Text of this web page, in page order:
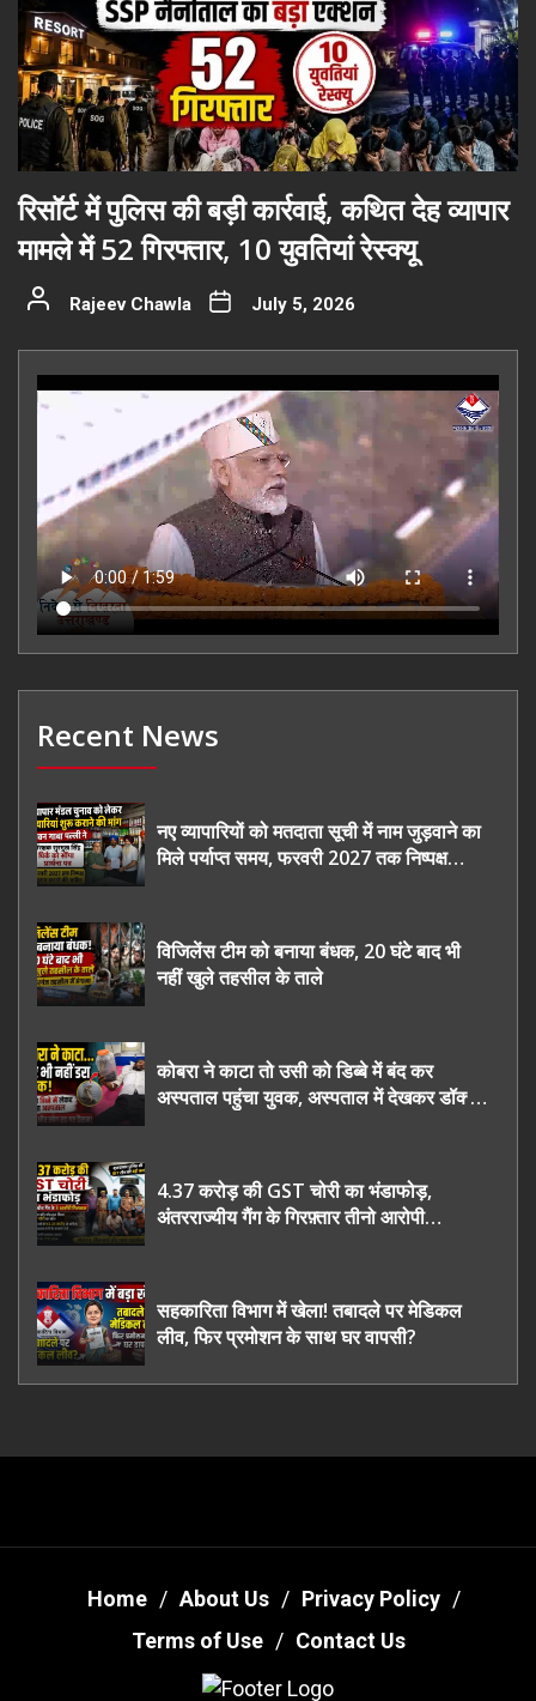
रिसॉर्ट में पुलिस की बड़ी कार्रवाई, कथित देह व्यापार
मामले में 52 गिरफ्तार, 10 युवतियां रेस्क्यू
Rajeev Chawla July 5, 2026
Recent News
नए व्यापारियों को मतदाता सूची में नाम जुड़वाने का
मिले पर्याप्त समय, फरवरी 2027 तक निष्पक्ष
विजिलेंस टीम को बनाया बंधक, 20 घंटे बाद भी
नहीं खुले तहसील के ताले
कोबरा ने काटा तो उसी को डिब्बे में बंद कर
अस्पताल पहुंचा युवक, अस्पताल में देखकर डॉक्टर
4.37 करोड़ की GST चोरी का भंडाफोड़,
अंतरराज्यीय गैंग के गिरफ़्तार तीनो आरोपी
सहकारिता विभाग में खेला! तबादले पर मेडिकल
लीव, फिर प्रमोशन के साथ घर वापसी?
Home About Us
Privacy Policy
Terms of Use
Contact Us